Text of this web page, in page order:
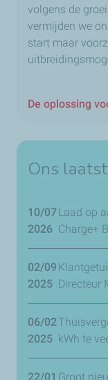
volgens de
vermijden we
start maar
De oplossing
Ons
10/07
2026
Laad op
Charge+
02/09
2025 Directeur
06/02
2025 kWh te
22/01 Groot